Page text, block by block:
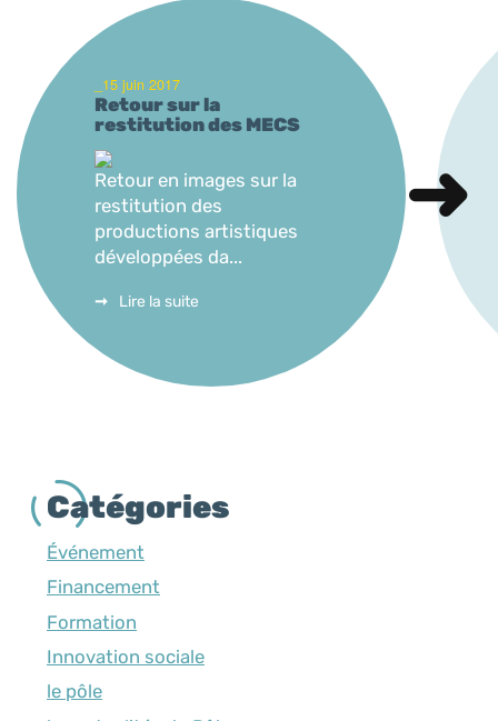
_15 juin 2017
Retour sur la
restitution des MECS
Retour en images sur la
restitution des
productions artistiques
développées da...
Lire la suite
Catégories
Événement
Financement
Formation
Innovation sociale
le pôle